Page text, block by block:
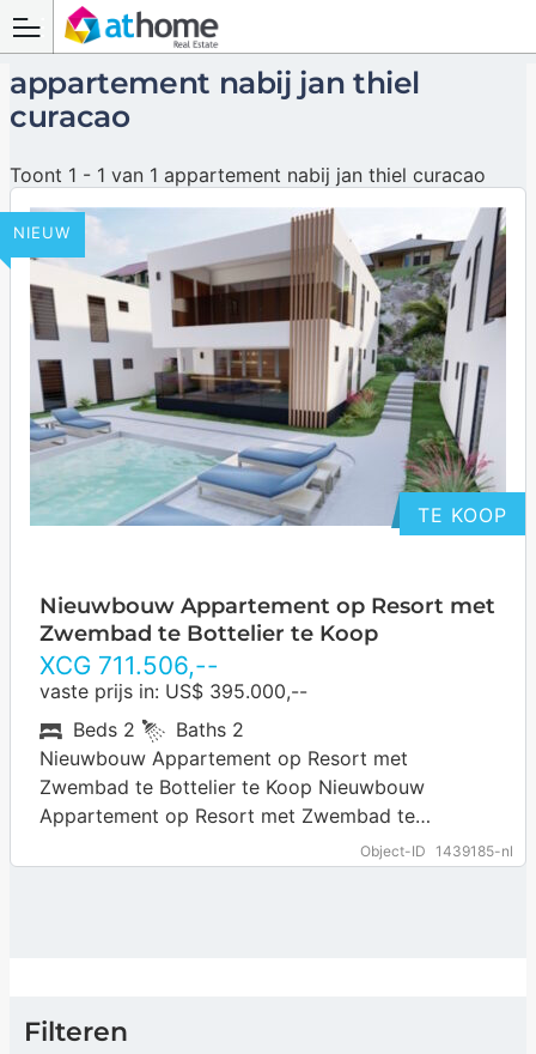
appartement nabij jan thiel
curacao
Toont 1 - 1 van 1 appartement nabij jan thiel curacao
NIEUW
TE KOOP
Nieuwbouw Appartement op Resort met
Zwembad te Bottelier te Koop
XCG 711.506,--
vaste prijs in: US$ 395.000,--
Object-ID 1439185-nl
Beds 2 Baths 2
Nieuwbouw Appartement op Resort met
Zwembad te Bottelier te Koop Nieuwbouw
Appartement op Resort met Zwembad te
Bottelier te Koop. Bottelier is een centraal gelegen
woonomgeving op Curaçao,…… more
Filteren